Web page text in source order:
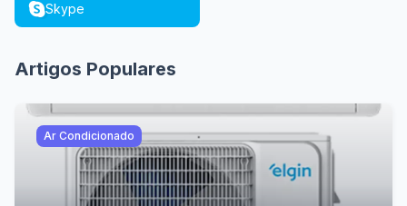
Skype
Artigos Populares
Ar Condicionado